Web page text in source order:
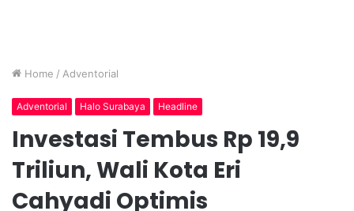
Home / Adventorial
Adventorial Halo Surabaya Headline
Investasi Tembus Rp 19,9
Triliun, Wali Kota Eri
Cahyadi Optimis